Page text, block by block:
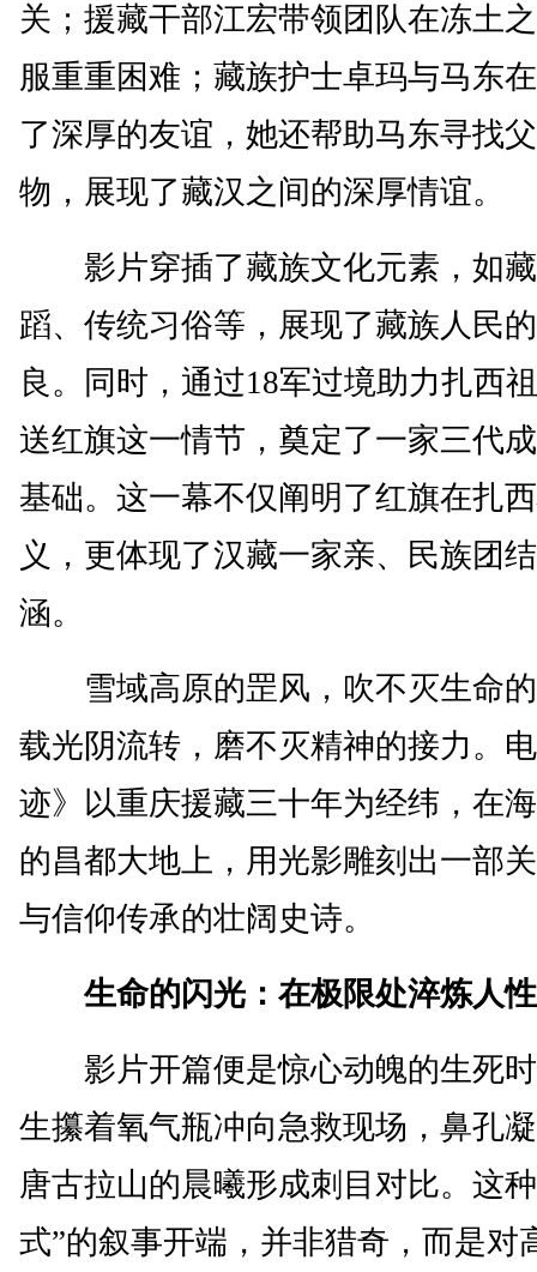
关；援藏干部江宏带领团队在冻土
服重重困难；藏族护士卓玛与马东
了深厚的友谊，她还帮助马东寻找
物，展现了藏汉之间的深厚情谊。
影片穿插了藏族文化元素，如藏
蹈、传统习俗等，展现了藏族人民
良。同时，通过18军过境助力扎西
送红旗这一情节，奠定了一家三代
基础。这一幕不仅阐明了红旗在扎
义，更体现了汉藏一家亲、民族团
涵。
雪域高原的罡风，吹不灭生命的
载光阴流转，磨不灭精神的接力。
迹》以重庆援藏三十年为经纬，在
的昌都大地上，用光影雕刻出一部
与信仰传承的壮阔史诗。
生命的闪光：在极限处淬炼人
影片开篇便是惊心动魄的生死时
生攥着氧气瓶冲向急救现场，鼻孔
唐古拉山的晨曦形成刺目对比。这
式”的叙事开端，并非猎奇，而是对